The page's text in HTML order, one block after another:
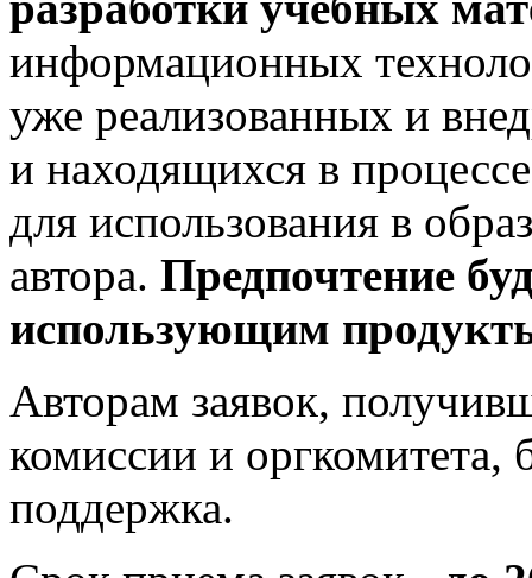
информационных
уже реализованных и
и находящихся в
для использования в
автора. Предпочтение
использующим
Авторам заявок,
комиссии и оргкомитета,
поддержка.